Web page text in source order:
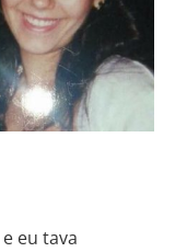
eu tava